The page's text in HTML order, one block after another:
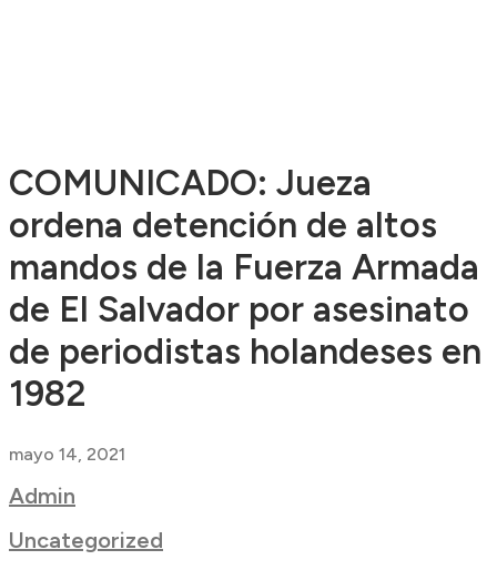
COMUNICADO: Jueza
ordena detención de altos
mandos de la Fuerza Armada
de El Salvador por asesinato
de periodistas holandeses en
1982
mayo 14, 2021
Admin
Uncategorized